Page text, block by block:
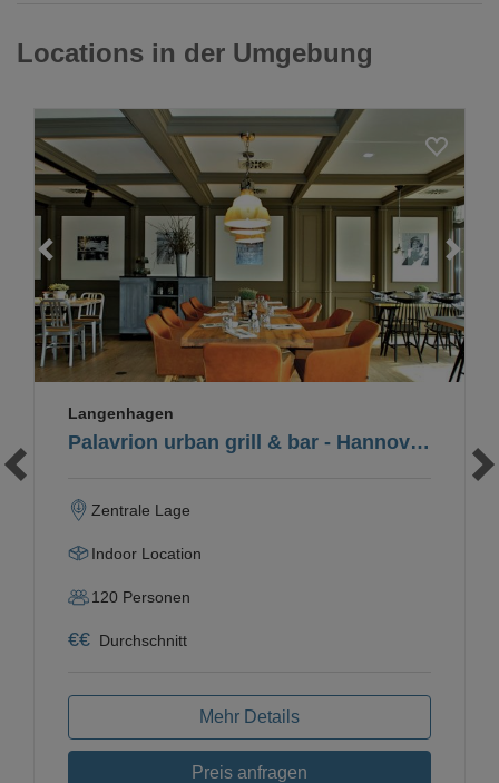
Locations in der Umgebung
Loading...
Palavrion urban grill & bar - Hannover Airport
Langenhagen
Zentrale Lage
Indoor Location
120 Personen
€€ Durchschnitt
Mehr Details
Preis anfragen